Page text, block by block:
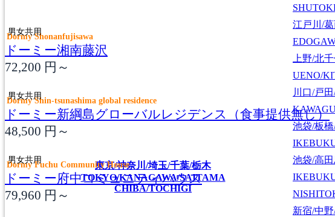
東京/神奈川/埼玉/千葉/栃木
TOKYO/KANAGAWA/SAITAMA
CHIBA/TOCHIGI
江戸川/
上野/北
UENO/
川口/戸
池袋/板
池袋/高
新宿/中野
男女共用
Dormy Shonanfujisawa
ドーミー湘南藤沢
72,200 円～
男女共用
Dormy Shin-tsunashima global residence
ドーミー新綱島グローバルレジデンス（食事提供無し）
48,500 円～
男女共用
Dormy Fuchu Community House
ドーミー府中コミュニティハウス
79,960 円～